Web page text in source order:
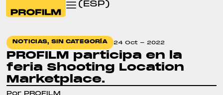
(ESP)
NOTICIAS,SIN CATEGORÍA 24 Oct - 2022
PROFILM participa en la
feria Shooting Location
Marketplace.